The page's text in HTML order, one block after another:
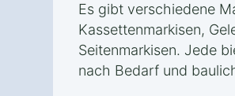
Es gibt verschiedene
Kassettenmarkisen,
Seitenmarkisen. Jede
nach Bedarf und